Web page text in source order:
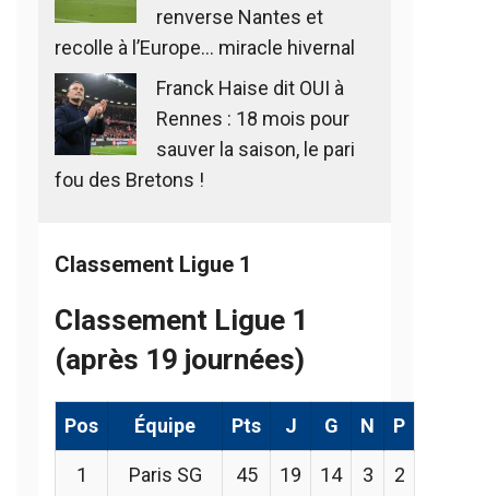
renverse Nantes et
recolle à l’Europe… miracle hivernal
Franck Haise dit OUI à
Rennes : 18 mois pour
sauver la saison, le pari
fou des Bretons !
Classement Ligue 1
Classement Ligue 1
(après 19 journées)
Pos Équipe Pts J G N P
1 Paris SG 45 19 14 3 2